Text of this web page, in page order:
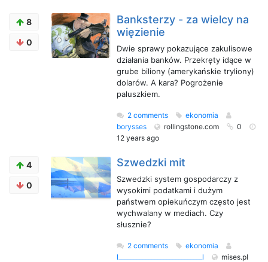
8
0
Banksterzy - za wielcy na
więzienie
Dwie sprawy pokazujące zakulisowe
działania banków. Przekręty idące w
grube biliony (amerykańskie tryliony)
dolarów. A kara? Pogrożenie
paluszkiem.
2 comments
ekonomia
borysses
rollingstone.com
0
12 years ago
4
0
Szwedzki mit
Szwedzki system gospodarczy z
wysokimi podatkami i dużym
państwem opiekuńczym często jest
wychwalany w mediach. Czy
słusznie?
2 comments
ekonomia
l____________________________l
mises.pl